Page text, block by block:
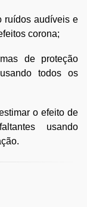
ruídos audíveis e
corona;
de proteção
todos os
o efeito de
usando